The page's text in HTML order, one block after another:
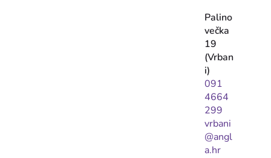
Palino
večka
19
(Vrban
i)
091
4664
299
vrbani
@angl
a.hr